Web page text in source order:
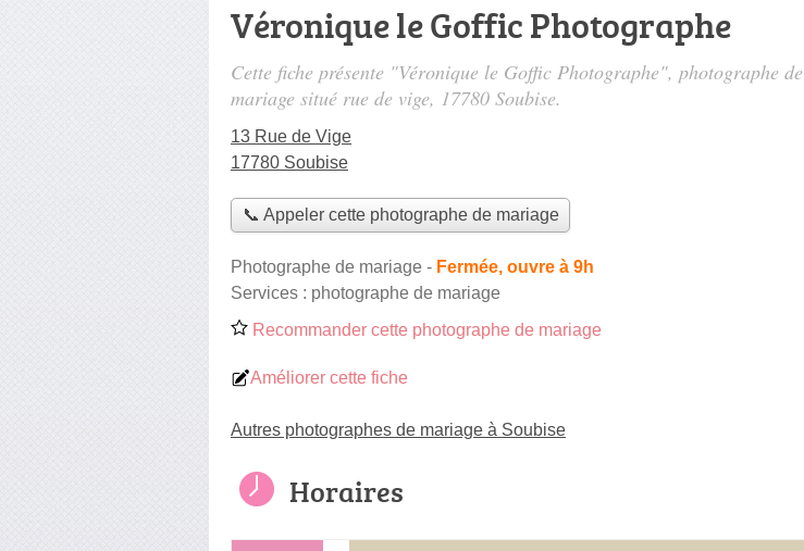
Véronique le Goffic Photographe
Cette fiche présente "Véronique le Goffic Photographe", photographe de
mariage situé rue de vige, 17780 Soubise.
13 Rue de Vige
17780 Soubise
📞 Appeler cette photographe de mariage
Photographe de mariage - Fermée, ouvre à 9h
Services : photographe de mariage
Recommander cette photographe de mariage
Améliorer cette fiche
Autres photographes de mariage à Soubise
Horaires